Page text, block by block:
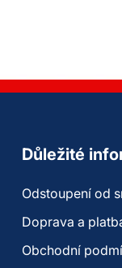
Důležité
Odstoupení od
Doprava a
Obchodní